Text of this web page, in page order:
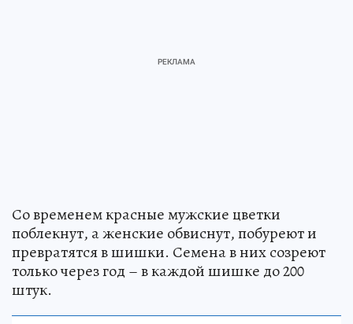
Со временем красные мужские цветки
поблекнут, а женские обвиснут, побуреют и
превратятся в шишки. Семена в них созреют
только через год – в каждой шишке до 200
штук.